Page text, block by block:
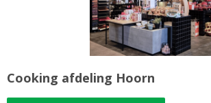
Cooking afdeling Hoorn